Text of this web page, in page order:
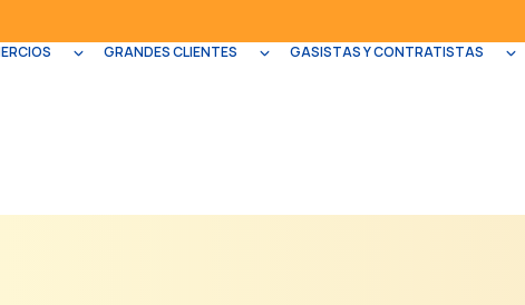
GRANDES CLIENTES GASISTAS Y CONTRATISTAS